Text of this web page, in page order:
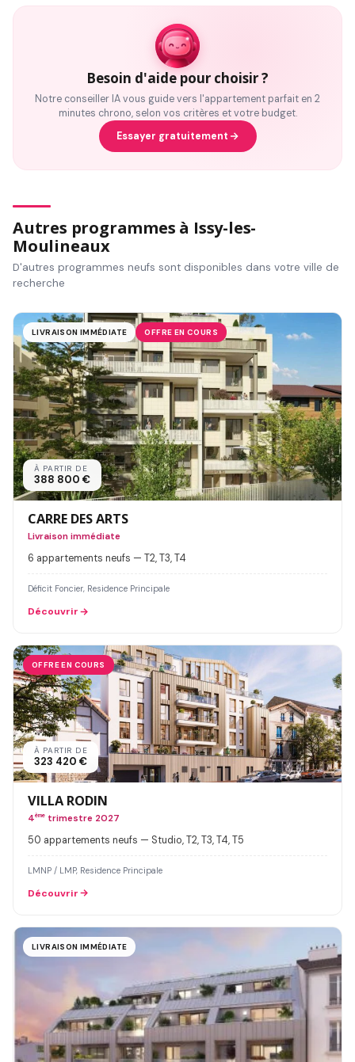
Besoin d'aide pour choisir ?
Notre conseiller IA vous guide vers l'appartement parfait en 2
minutes chrono, selon vos critères et votre budget.
Essayer gratuitement
Autres programmes à Issy-les-
Moulineaux
D'autres programmes neufs sont disponibles dans votre ville de
recherche
LIVRAISON IMMÉDIATE OFFRE EN COURS
À PARTIR DE
388 800 €
CARRE DES ARTS
Livraison immédiate
6 appartements neufs — T2, T3, T4
Déficit Foncier, Residence Principale
Découvrir
OFFRE EN COURS
À PARTIR DE
323 420 €
VILLA RODIN
4ème trimestre 2027
50 appartements neufs — Studio, T2, T3, T4, T5
LMNP / LMP, Residence Principale
Découvrir
LIVRAISON IMMÉDIATE